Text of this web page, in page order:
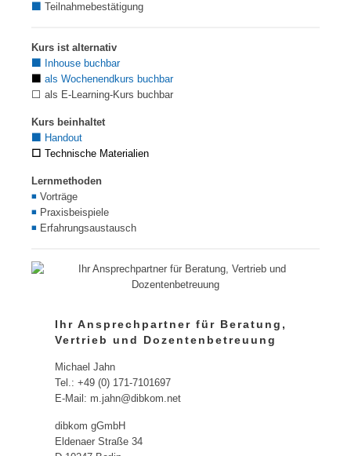
Teilnahmebestätigung
Kurs ist alternativ
Inhouse buchbar
als Wochenendkurs buchbar
⬜ als E-Learning-Kurs buchbar
Kurs beinhaltet
Handout
⬜ Technische Materialien
Lernmethoden
◾ Vorträge
◾ Praxisbeispiele
◾ Erfahrungsaustausch
Ihr Ansprechpartner für Beratung,
Vertrieb und Dozentenbetreuung
Michael Jahn
Tel.: +49 (0) 171-7101697
E-Mail: m.jahn@dibkom.net
dibkom gGmbH
Eldenaer Straße 34